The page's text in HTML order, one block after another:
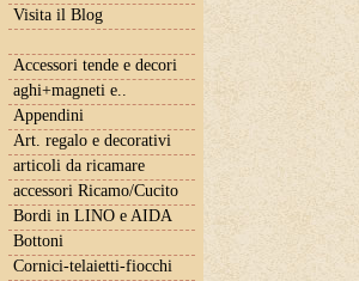
Visita il Blog
Accessori tende e decori
aghi+magneti e..
Appendini
Art. regalo e decorativi
articoli da ricamare
accessori Ricamo/Cucito
Bordi in LINO e AIDA
Bottoni
Cornici-telaietti-fiocchi